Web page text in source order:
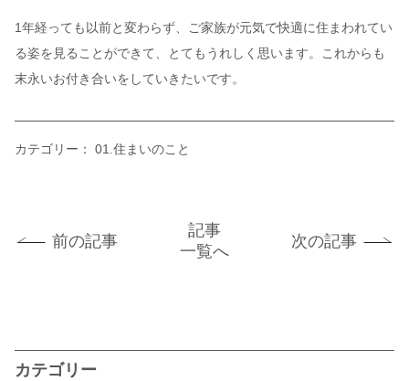
1年経っても以前と変わらず、ご家族が元気で快適に住まわれてい
る姿を見ることができて、とてもうれしく思います。これからも
末永いお付き合いをしていきたいです。
カテゴリー： 01.住まいのこと
前の記事
記事
一覧へ
次の記事
カテゴリー